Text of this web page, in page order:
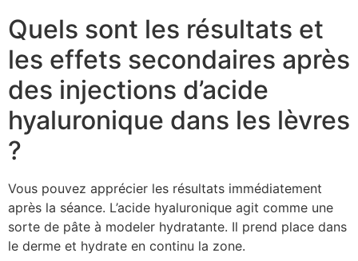
Quels sont les résultats et
les effets secondaires après
des injections d’acide
hyaluronique dans les lèvres
?
Vous pouvez apprécier les résultats immédiatement
après la séance. L’acide hyaluronique agit comme une
sorte de pâte à modeler hydratante. Il prend place dans
le derme et hydrate en continu la zone.